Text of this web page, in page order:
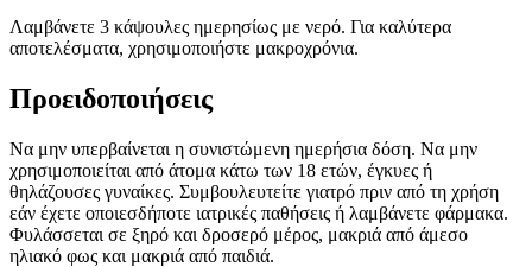
Λαμβάνετε 3 κάψουλες ημερησίως με νερό. Για καλύτερα
αποτελέσματα, χρησιμοποιήστε μακροχρόνια.
Προειδοποιήσεις
Να μην υπερβαίνεται η συνιστώμενη ημερήσια δόση. Να μην
χρησιμοποιείται από άτομα κάτω των 18 ετών, έγκυες ή
θηλάζουσες γυναίκες. Συμβουλευτείτε γιατρό πριν από τη χρήση
εάν έχετε οποιεσδήποτε ιατρικές παθήσεις ή λαμβάνετε φάρμακα.
Φυλάσσεται σε ξηρό και δροσερό μέρος, μακριά από άμεσο
ηλιακό φως και μακριά από παιδιά.